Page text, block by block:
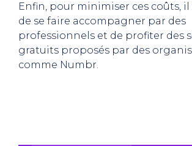
Enfin, pour minimiser ces coûts,
de se faire accompagner par des
professionnels et de profiter des
gratuits proposés par des
comme Numbr.